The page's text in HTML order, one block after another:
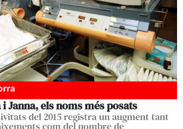
Janna, els noms més posats
del 2015 registra un augment tant
com del nombre de